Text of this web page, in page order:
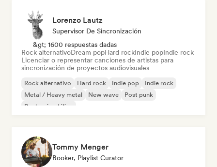
Lorenzo Lautz
Supervisor De Sincronización
&gt; 1600 respuestas dadas
Rock alternativoDream popHard rockIndie popIndie rock
Licenciar o representar canciones de artistas para
sincronización de proyectos audiovisuales
Rock alternativo Hard rock Indie pop
Indie rock
Metal / Heavy metal
New wave
Post punk
Rock psicodélico
Tommy Menger
Booker, Playlist Curator